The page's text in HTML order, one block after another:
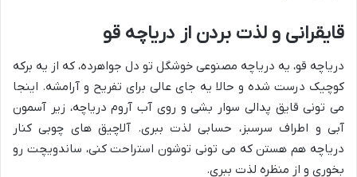
قایقرانی و لذت بردن از دریاچه قو
دریاچه قو، یه دریاچه مصنوعی خوشگل تو دل جواهرده، که از یه برکه
کوچیک درست شده و حالا یه جای عالی برای تفریح و آرامشه. اینجا
می تونی قایق پدالی سوار بشی و روی آب آروم دریاچه، زیر آسمون
آبی و اطراف سرسبز، حسابی لذت ببری. آلاچیق های چوبی کنار
دریاچه هم هستن که می تونی توشون استراحت کنی، ساندویچت رو
بخوری و از منظره لذت ببری.